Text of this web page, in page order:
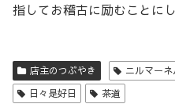
指してお稽古に励むことにし
店主のつぶやき ニルマーネ
日々是好日
茶道